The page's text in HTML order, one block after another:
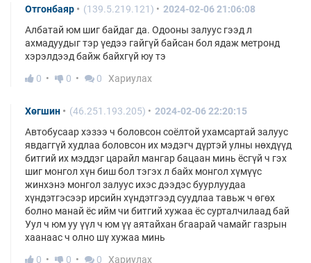
Отгонбаяр (139.5.219.121)
2024-02-06 21:06:08
Албатай юм шиг байдаг да. Одооны залуус гээд л
ахмадуудыг тэр үедээ гайгүй байсан бол ядаж метронд
хэрэлдээд байж байхгүй юу тэ
0
0 0 Хариулах
Хөгшин (46.251.193.205)
2024-02-06 22:20:15
Автобусаар хэзээ ч боловсон соёлтой ухамсартай залуус
явдаггүй худлаа боловсон их мэдэгч дүртэй улны нөхдүүд
битгий их мэддэг царайл мангар бацаан минь ёсгүй ч гэх
шиг монгол хүн биш бол тэгэх л байх монгол хүмүүс
жинхэнэ монгол залуус ихэс дээдэс буурлуудаа
хүндэтгэсээр ирсийн хүндэтгээд суудлаа тавьж ч өгөх
болно манай ёс ийм чи битгий хужаа ёс сурталчилаад бай
Уул ч юм уу үүл ч юм үү аятайхан бгаарай чамайг газрын
хаанаас ч олно шү хужаа минь
0
0 0 Хариулах